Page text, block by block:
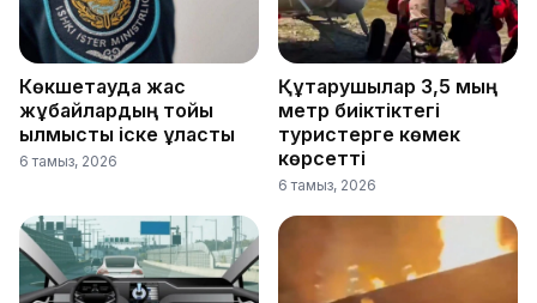
Көкшетауда жас
жұбайлардың тойы
қылмыстық іске ұласты
6 тамыз, 2026
Құтқарушылар 3,5 мың
метр биіктіктегі
туристерге көмек
көрсетті
6 тамыз, 2026